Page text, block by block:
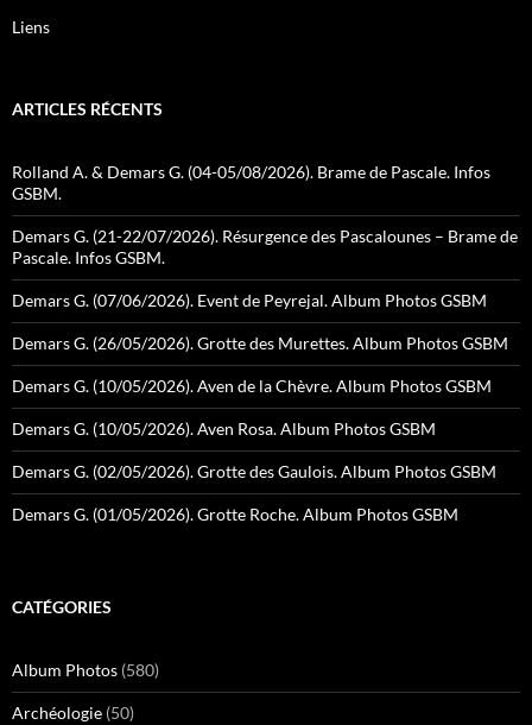
Liens
ARTICLES RÉCENTS
Rolland A. & Demars G. (04-05/08/2026). Brame de Pascale. Infos
GSBM.
Demars G. (21-22/07/2026). Résurgence des Pascalounes – Brame de
Pascale. Infos GSBM.
Demars G. (07/06/2026). Event de Peyrejal. Album Photos GSBM
Demars G. (26/05/2026). Grotte des Murettes. Album Photos GSBM
Demars G. (10/05/2026). Aven de la Chèvre. Album Photos GSBM
Demars G. (10/05/2026). Aven Rosa. Album Photos GSBM
Demars G. (02/05/2026). Grotte des Gaulois. Album Photos GSBM
Demars G. (01/05/2026). Grotte Roche. Album Photos GSBM
CATÉGORIES
Album Photos (580)
Archéologie (50)